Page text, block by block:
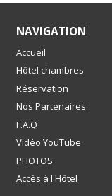
NAVIGATION
Accueil
Hôtel chambres
Réservation
Nos Partenaires
F.A.Q
Vidéo YouTube
PHOTOS
Accès à l Hôtel